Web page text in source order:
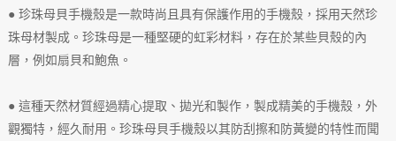
● 珍珠母貝手機殼是一款時尚且具有保護作用的手機殼，採用天然珍
珠母材製成。珍珠母是一種堅硬的虹彩材料，存在於某些貝殼的內
層，例如扇貝和鮑魚。
● 這種天然材質經過精心提取、拋光和製作，製成精美的手機殼，外
觀獨特，經久耐用。珍珠母貝手機殼以其防刮擦和防黃變的特性而聞